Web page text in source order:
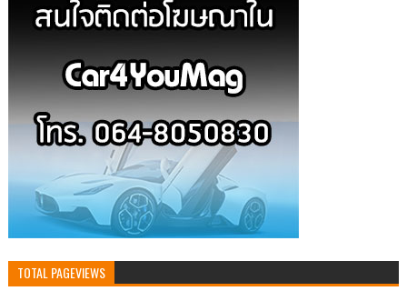
TOTAL PAGEVIEWS